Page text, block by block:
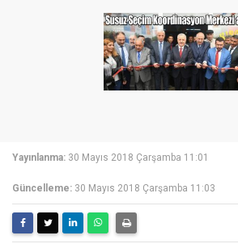
Yayınlanma: 30 Mayıs 2018 Çarşamba 11:01
Güncelleme: 30 Mayıs 2018 Çarşamba 11:03